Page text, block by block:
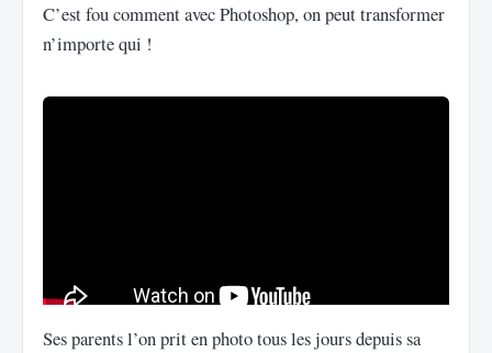
C’est fou comment avec Photoshop, on peut transformer
n’importe qui !
Ses parents l’on prit en photo tous les jours depuis sa